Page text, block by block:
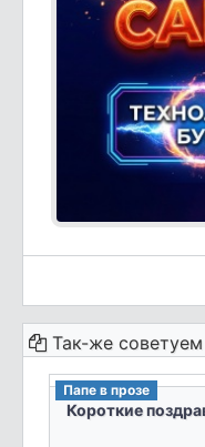
Так-же
Папе в прозе
Короткие